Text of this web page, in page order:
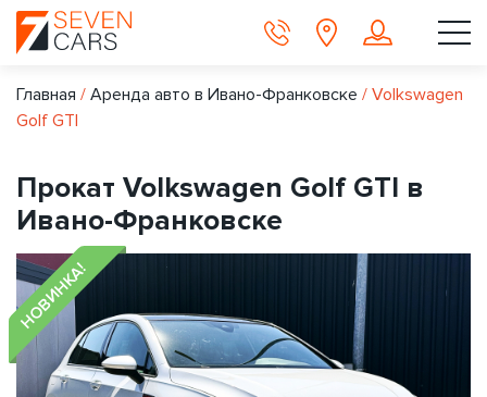
Главная / Аренда авто в Ивано-Франковске / Volkswagen
Golf GTI
Прокат Volkswagen Golf GTI в
Ивано-Франковске
НОВИНКА!